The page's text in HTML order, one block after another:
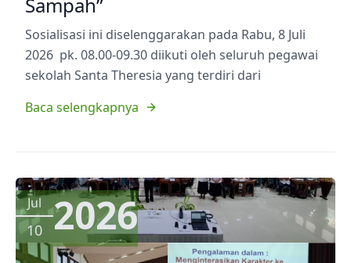
Sosialisasi ini diselenggarakan pada Rabu, 8 Juli
2026 pk. 08.00-09.30 diikuti oleh seluruh pegawai
sekolah Santa Theresia yang terdiri dari
Baca selengkapnya
Jul
10 2026